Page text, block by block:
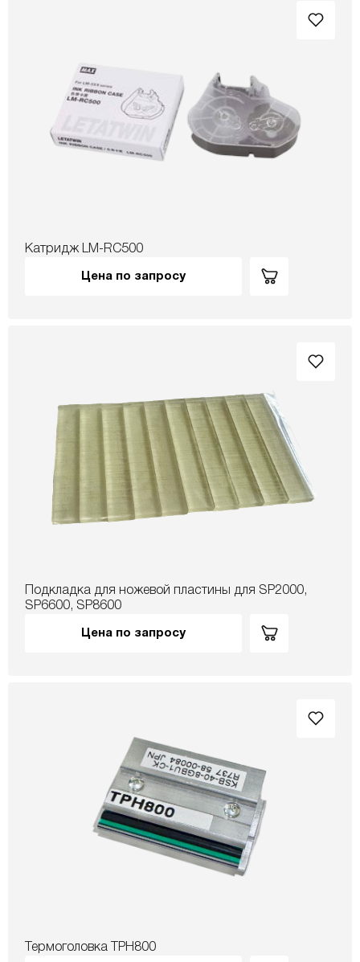
Катридж LM-RC500
Цена по запросу
Подкладка для ножевой пластины для SP2000,
SP6600, SP8600
Цена по запросу
Термоголовка TPH800